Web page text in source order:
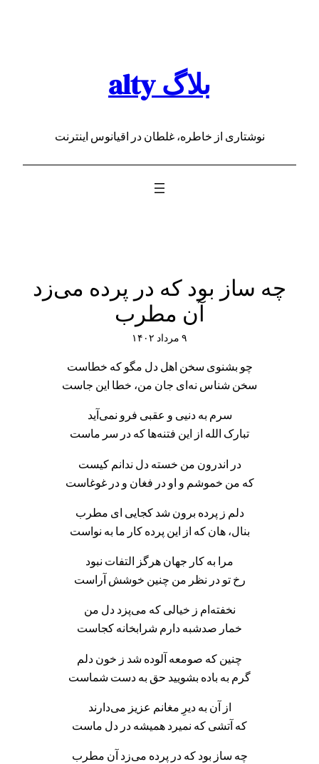
بلاگ alty
نوشتاری از خاطره، غلطان در اقیانوس اینترنت
چه ساز بود که در پرده می‌زد
آن مطرب
۹ مرداد ۱۴۰۲
چو بشنوی سخن اهل دل مگو که خطاست
سخن شناس نه‌ای جان من، خطا این جاست
سرم به دنیی و عقبی فرو نمی‌آید
تبارک الله از این فتنه‌ها که در سر ماست
در اندرون من خسته دل ندانم کیست
که من خموشم و او در فغان و در غوغاست
دلم ز پرده برون شد کجایی ای مطرب
بنال، هان که از این پرده کار ما به نواست
مرا به کار جهان هرگز التفات نبود
رخ تو در نظر من چنین خوشش آراست
نخفته‌ام ز خیالی که می‌پزد دل من
خمار صدشبه دارم شرابخانه کجاست
چنین که صومعه آلوده شد ز خون دلم
گرم به باده بشویید حق به دست شماست
از آن به دیرِ مغانم عزیز می‌دارند
که آتشی که نمیرد همیشه در دل ماست
چه ساز بود که در پرده می‌زد آن مطرب